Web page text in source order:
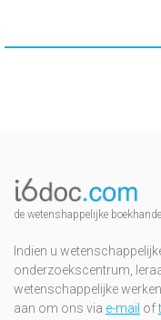
de wetenshappelijke boekhandel
Indien u
onderzoekscentrum,
wetenschappelijke
aan om ons via e-mail of